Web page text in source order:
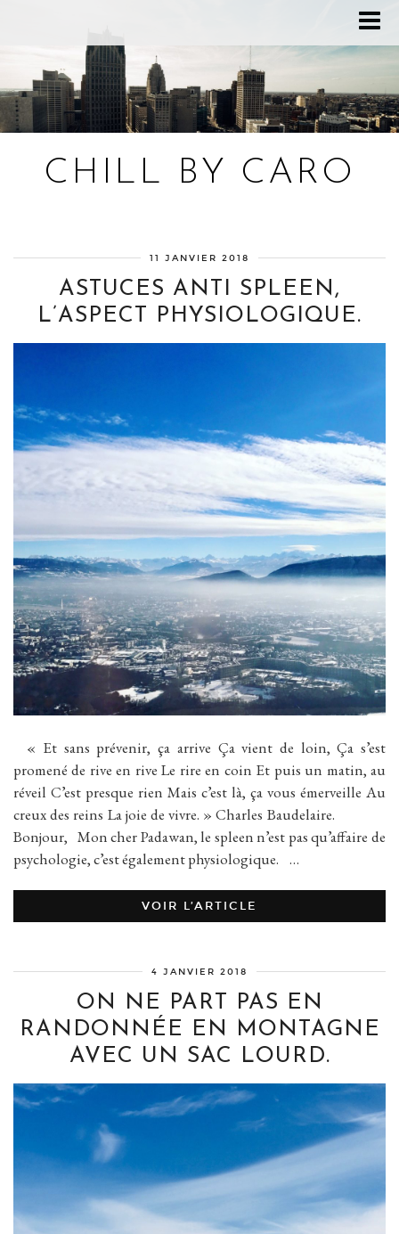
CHILL BY CARO
11 JANVIER 2018
ASTUCES ANTI SPLEEN,
L’ASPECT PHYSIOLOGIQUE.
« Et sans prévenir, ça arrive Ça vient de loin, Ça s’est
promené de rive en rive Le rire en coin Et puis un matin, au
réveil C’est presque rien Mais c’est là, ça vous émerveille Au
creux des reins La joie de vivre. » Charles Baudelaire.
Bonjour, Mon cher Padawan, le spleen n’est pas qu’affaire de
psychologie, c’est également physiologique. …
VOIR L’ARTICLE
4 JANVIER 2018
ON NE PART PAS EN
RANDONNÉE EN MONTAGNE
AVEC UN SAC LOURD.